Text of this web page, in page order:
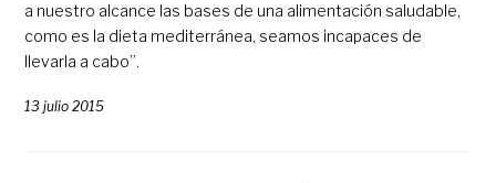
a nuestro alcance las bases de una alimentación saludable,
como es la dieta mediterránea, seamos incapaces de
llevarla a cabo”.
13 julio 2015